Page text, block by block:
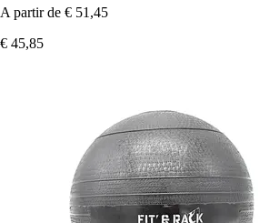
A partir de € 51,45
€ 45,85